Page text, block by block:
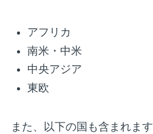
アフリカ
南米・中米
中央アジア
東欧
また、以下の国も含まれます